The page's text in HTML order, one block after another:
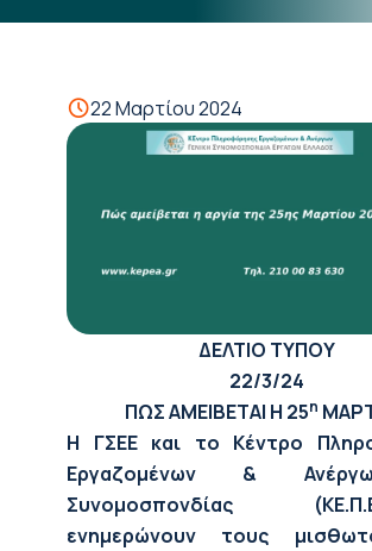
22 Μαρτίου 2024
ΔΕΛΤΙΟ ΤΥΠΟΥ
22/3/24
ΠΩΣ ΑΜΕΙΒΕΤΑΙ Η 25η
H ΓΣΕΕ και το Κέντρο
Εργαζομένων &
Συνομοσπονδίας
ενημερώνουν τους